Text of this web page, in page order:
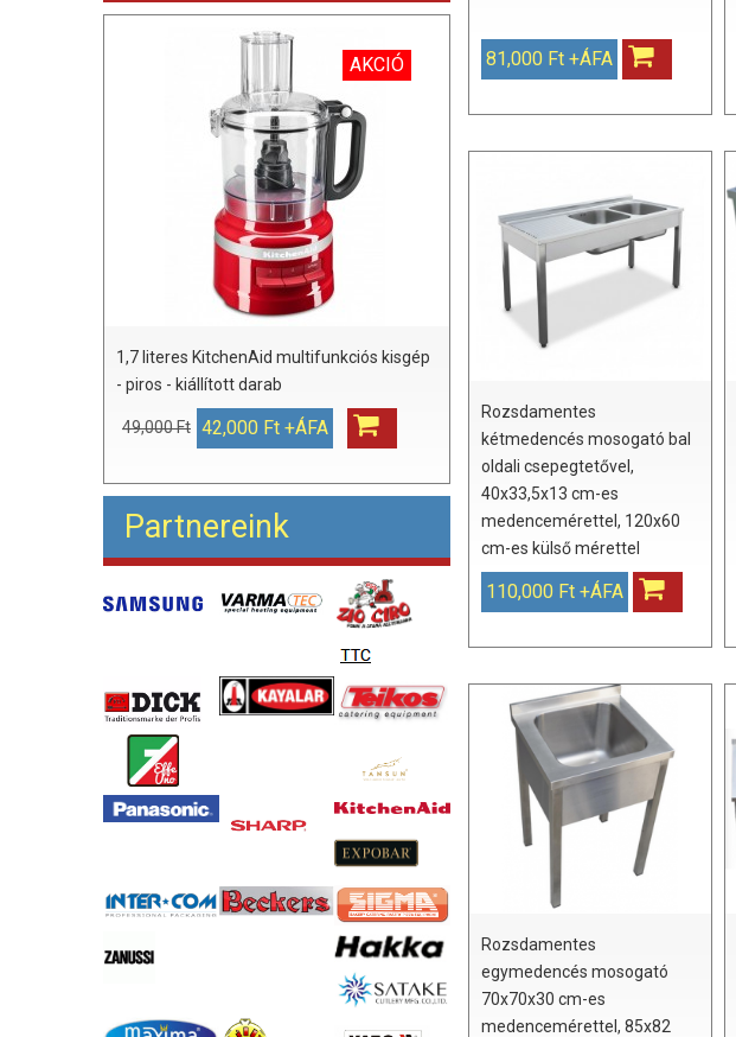
AKCIÓ
1,7 literes KitchenAid multifunkciós kisgép
- piros - kiállított darab
49,000 Ft 42,000 Ft +ÁFA
Partnereink
81,000 Ft +ÁFA
Rozsdamentes
kétmedencés mosogató bal
oldali csepegtetővel,
40x33,5x13 cm-es
medencemérettel, 120x60
cm-es külső mérettel
110,000 Ft +ÁFA
Rozsdamentes
egymedencés mosogató
70x70x30 cm-es
medencemérettel, 85x82